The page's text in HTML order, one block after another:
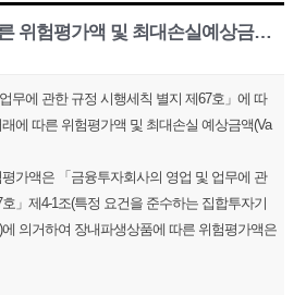
파생상품 거래에 따른 위험평가액 및 최대손실예상금액(VaR) 공시(2025.07.25)
무에 관한 규정 시행세칙 별지 제67호」에 따
에 따른 위험평가액 및 최대손실 예상금액(Va
가액은 「금융투자회사의 영업 및 업무에 관
」제4-1조(특정 요건을 준수하는 집합투자기
의거하여 장내파생상품에 따른 위험평가액은